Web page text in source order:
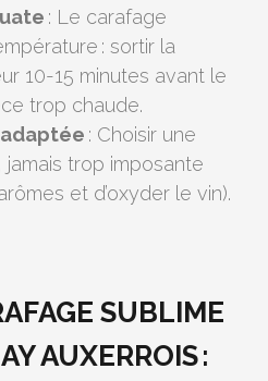
: Le carafage
: sortir la
10-15 minutes avant le
trop chaude.
: Choisir une
trop imposante
et d’oxyder le vin).
SUBLIME
AUXERROIS :